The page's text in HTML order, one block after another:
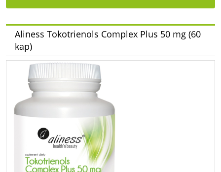
Aliness Tokotrienols Complex Plus 50 mg (60
kap)